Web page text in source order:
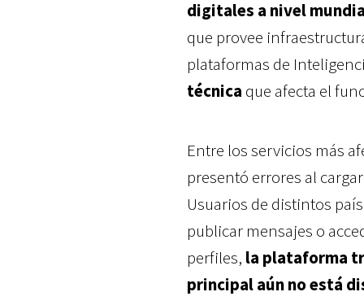
digitales a nivel
que provee
plataformas de
técnica que afecta el
Entre los servicios más
presentó errores al
Usuarios de distintos
publicar mensajes o
perfiles, la plataforma
principal aún no está